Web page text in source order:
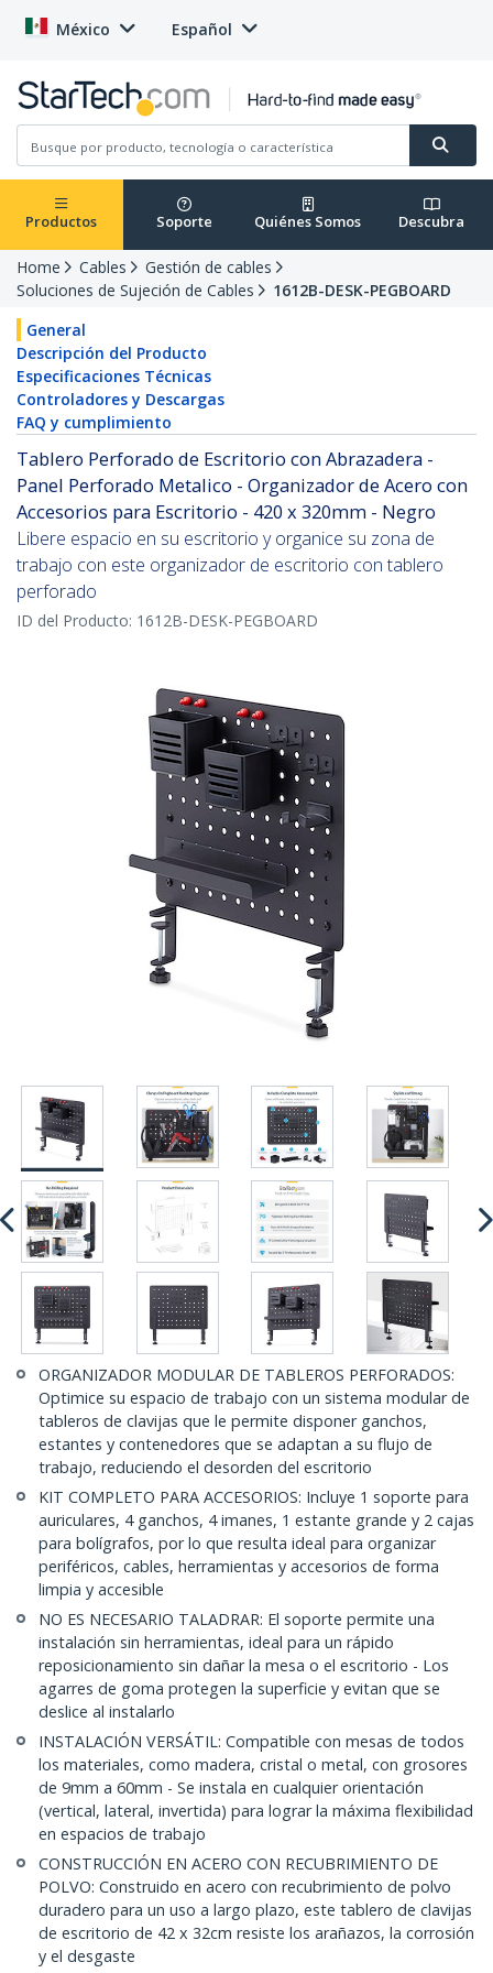
México Español
Productos Soporte Quiénes Somos Descubra
Home Cables
Gestión de cables
Soluciones de Sujeción de Cables
1612B-DESK-PEGBOARD
General
Descripción del Producto
Especificaciones Técnicas
Controladores y Descargas
FAQ y cumplimiento
Tablero Perforado de Escritorio con Abrazadera -
Panel Perforado Metalico - Organizador de Acero con
Accesorios para Escritorio - 420 x 320mm - Negro
Libere espacio en su escritorio y organice su zona de
trabajo con este organizador de escritorio con tablero
perforado
ID del Producto: 1612B-DESK-PEGBOARD
ORGANIZADOR MODULAR DE TABLEROS PERFORADOS:
Optimice su espacio de trabajo con un sistema modular de
tableros de clavijas que le permite disponer ganchos,
estantes y contenedores que se adaptan a su flujo de
trabajo, reduciendo el desorden del escritorio
KIT COMPLETO PARA ACCESORIOS: Incluye 1 soporte para
auriculares, 4 ganchos, 4 imanes, 1 estante grande y 2 cajas
para bolígrafos, por lo que resulta ideal para organizar
periféricos, cables, herramientas y accesorios de forma
limpia y accesible
NO ES NECESARIO TALADRAR: El soporte permite una
instalación sin herramientas, ideal para un rápido
reposicionamiento sin dañar la mesa o el escritorio - Los
agarres de goma protegen la superficie y evitan que se
deslice al instalarlo
INSTALACIÓN VERSÁTIL: Compatible con mesas de todos
los materiales, como madera, cristal o metal, con grosores
de 9mm a 60mm - Se instala en cualquier orientación
(vertical, lateral, invertida) para lograr la máxima flexibilidad
en espacios de trabajo
CONSTRUCCIÓN EN ACERO CON RECUBRIMIENTO DE
POLVO: Construido en acero con recubrimiento de polvo
duradero para un uso a largo plazo, este tablero de clavijas
de escritorio de 42 x 32cm resiste los arañazos, la corrosión
y el desgaste